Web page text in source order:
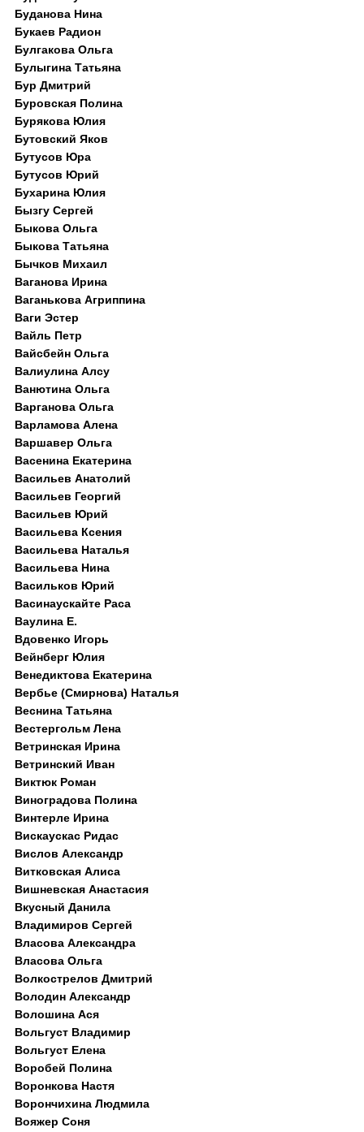
Буданова Нина
Букаев Радион
Булгакова Ольга
Булыгина Татьяна
Бур Дмитрий
Буровская Полина
Бурякова Юлия
Бутовский Яков
Бутусов Юра
Бутусов Юрий
Бухарина Юлия
Бызгу Сергей
Быкова Ольга
Быкова Татьяна
Бычков Михаил
Ваганова Ирина
Ваганькова Агриппина
Ваги Эстер
Вайль Петр
Вайсбейн Ольга
Валиулина Алсу
Ванютина Ольга
Варганова Ольга
Варламова Алена
Варшавер Ольга
Васенина Екатерина
Васильев Анатолий
Васильев Георгий
Васильев Юрий
Васильева Ксения
Васильева Наталья
Васильева Нина
Васильков Юрий
Васинаускайте Раса
Ваулина Е.
Вдовенко Игорь
Вейнберг Юлия
Венедиктова Екатерина
Вербье (Смирнова) Наталья
Веснина Татьяна
Вестергольм Лена
Ветринская Ирина
Ветринский Иван
Виктюк Роман
Виноградова Полина
Винтерле Ирина
Вискаускас Ридас
Вислов Александр
Витковская Алиса
Вишневская Анастасия
Вкусный Данила
Владимиров Сергей
Власова Александра
Власова Ольга
Волкострелов Дмитрий
Володин Александр
Волошина Ася
Вольгуст Владимир
Вольгуст Елена
Воробей Полина
Воронкова Настя
Ворончихина Людмила
Вояжер Соня